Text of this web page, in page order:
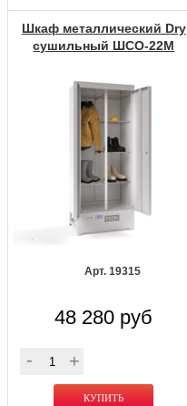
Шкаф металлический Dry
сушильный ШСО-22М
Арт. 19315
48 280 руб